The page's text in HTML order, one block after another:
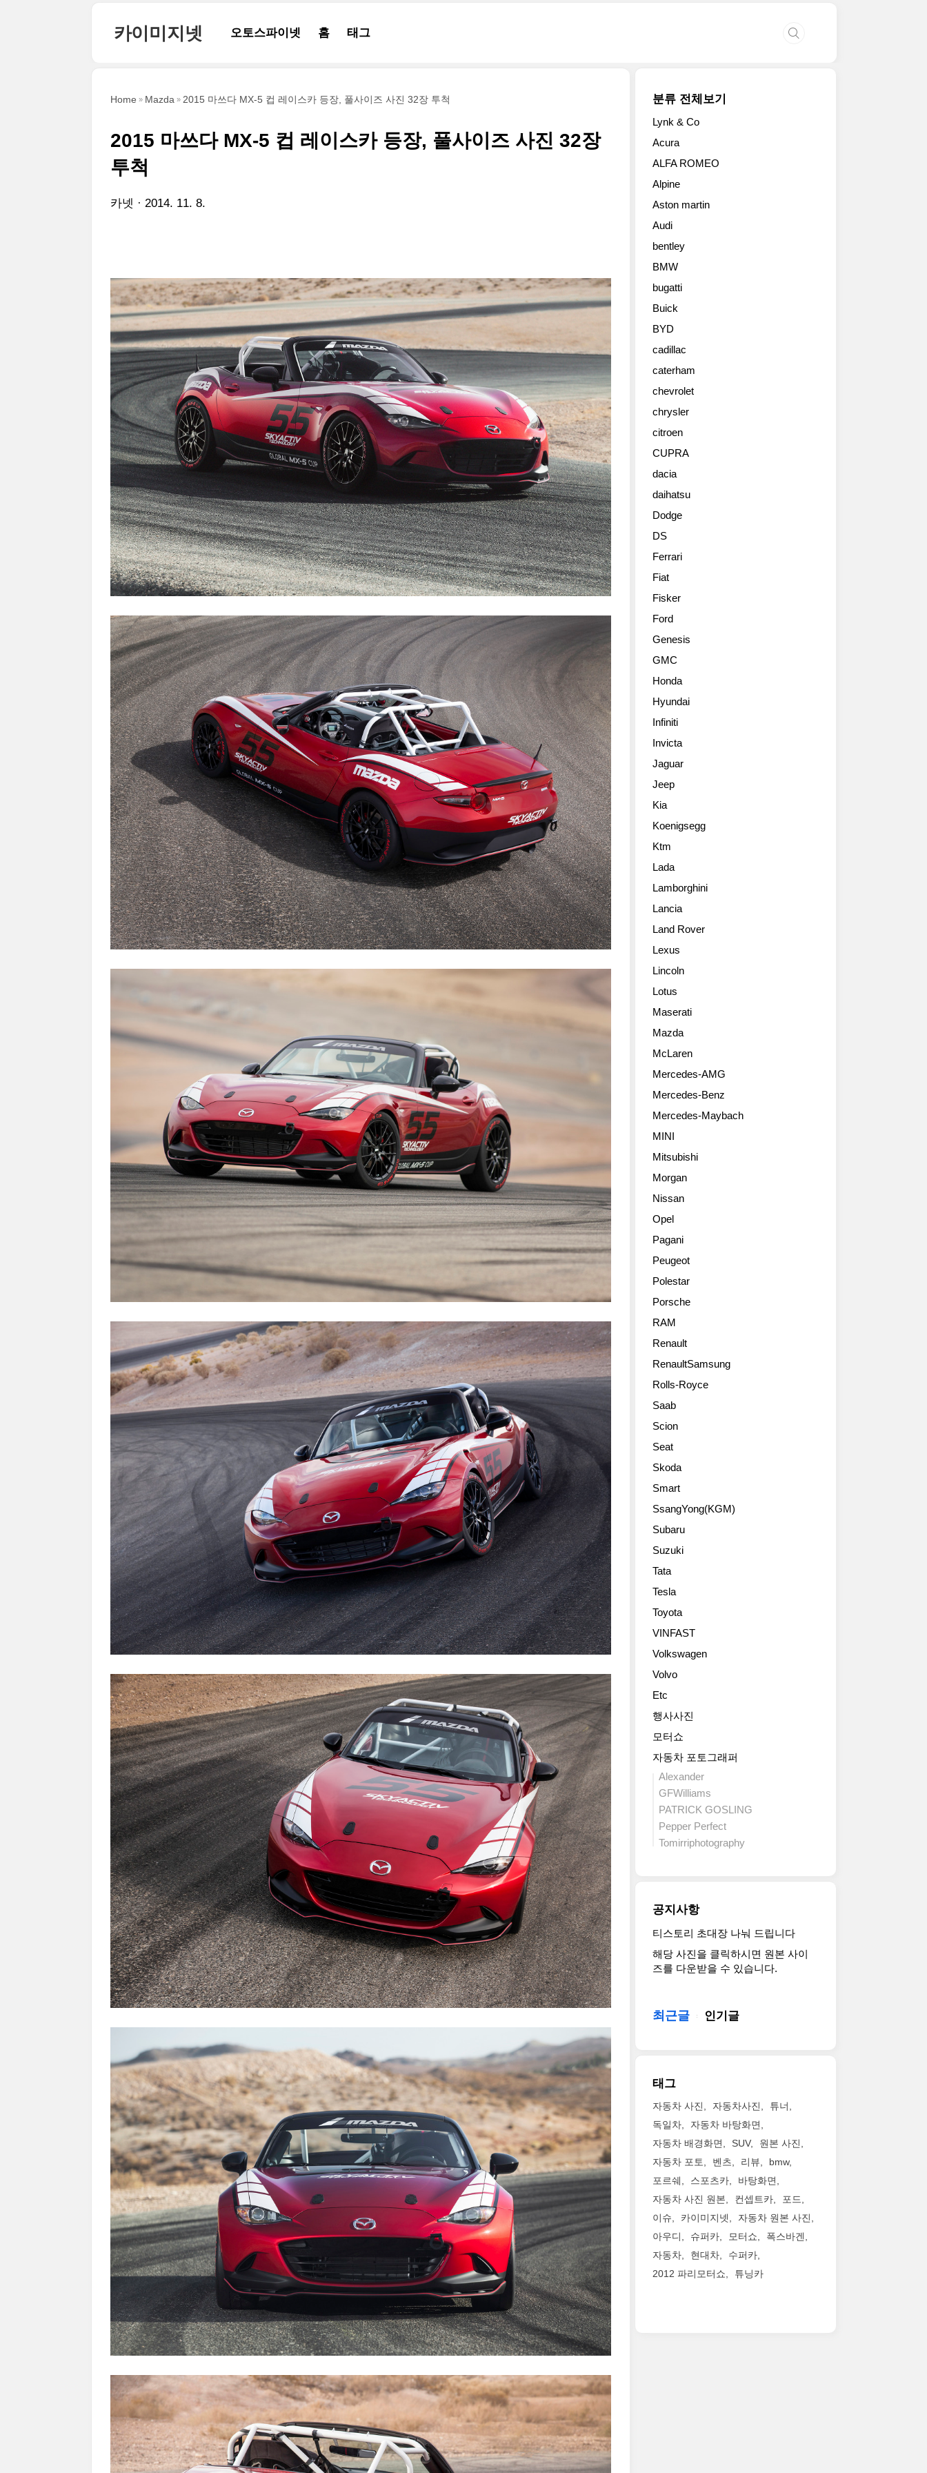
카이미지넷 오토스파이넷 홈 태그
Home Mazda 2015 마쓰다 MX-5 컵 레이스카 등장, 풀사이즈 사진 32장 투척
2015 마쓰다 MX-5 컵 레이스카 등장, 풀사이즈 사진 32장
투척
카넷 2014. 11. 8.
분류 전체보기
Lynk & Co
Acura
ALFA ROMEO
Alpine
Aston martin
Audi
bentley
BMW
bugatti
Buick
BYD
cadillac
caterham
chevrolet
chrysler
citroen
CUPRA
dacia
daihatsu
Dodge
DS
Ferrari
Fiat
Fisker
Ford
Genesis
GMC
Honda
Hyundai
Infiniti
Invicta
Jaguar
Jeep
Kia
Koenigsegg
Ktm
Lada
Lamborghini
Lancia
Land Rover
Lexus
Lincoln
Lotus
Maserati
Mazda
McLaren
Mercedes-AMG
Mercedes-Benz
Mercedes-Maybach
MINI
Mitsubishi
Morgan
Nissan
Opel
Pagani
Peugeot
Polestar
Porsche
RAM
Renault
RenaultSamsung
Rolls-Royce
Saab
Scion
Seat
Skoda
Smart
SsangYong(KGM)
Subaru
Suzuki
Tata
Tesla
Toyota
VINFAST
Volkswagen
Volvo
Etc
행사사진
모터쇼
자동차 포토그래퍼
Alexander
GFWilliams
PATRICK GOSLING
Pepper Perfect
Tomirriphotography
공지사항
티스토리 초대장 나눠 드립니다
해당 사진을 클릭하시면 원본 사이
즈를 다운받을 수 있습니다.
최근글 인기글
태그
자동차 사진 자동차사진
튜너
독일차
자동차 바탕화면
자동차 배경화면
SUV
원본 사진
자동차 포토
벤츠 리뷰
bmw
포르쉐
스포츠카
바탕화면
자동차 사진 원본
컨셉트카
포드
이슈
카이미지넷
자동차 원본 사진
아우디
슈퍼카 모터쇼
폭스바겐
자동차
현대차
수퍼카
2012 파리모터쇼
튜닝카